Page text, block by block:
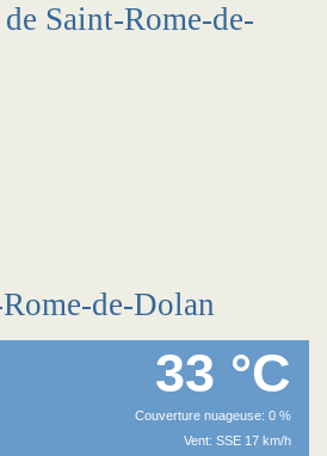
Saint-Rome-de-
de-Dolan
33 °C
Couverture nuageuse: 0 %
Vent: SSE 17 km/h